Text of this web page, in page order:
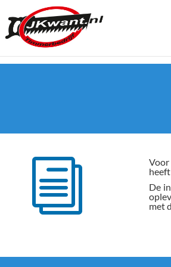
i
De
met